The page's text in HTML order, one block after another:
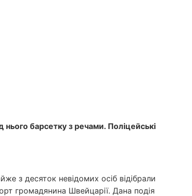
нього барсетку з речами. Поліцейські
з десяток невідомих осіб відібрали
громадянина Швейцарії. Дана подія